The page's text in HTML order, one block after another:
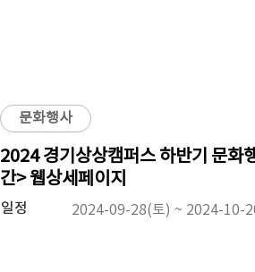
문화행사
2024 경기상상캠퍼스 하반기 문화
간> 웹상세페이지
일정 2024-09-28(토) ~ 2024-10-